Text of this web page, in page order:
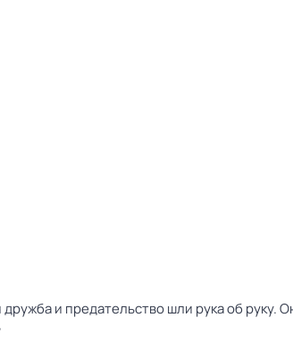
и предательство шли рука об руку.